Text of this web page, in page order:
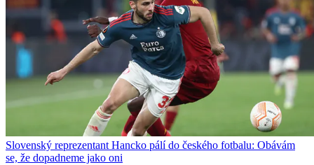
Slovenský reprezentant Hancko pálí do českého fotbalu: Obávám
se, že dopadneme jako oni